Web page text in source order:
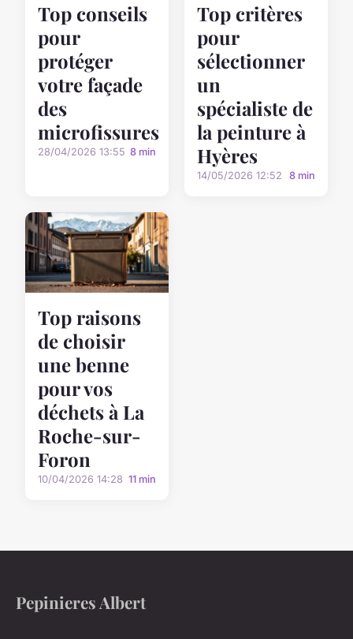
Top conseils
pour
protéger
votre façade
des
microfissures
28/04/2026 13:55 8 min
Top critères
pour
sélectionner
un
spécialiste de
la peinture à
Hyères
14/05/2026 12:52 8 min
Top raisons
de choisir
une benne
pour vos
déchets à La
Roche-sur-
Foron
10/04/2026 14:28 11 min
Pepinieres Albert